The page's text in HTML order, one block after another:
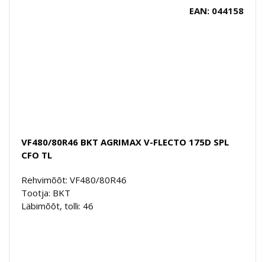
EAN: 044158
VF480/80R46 BKT AGRIMAX V-FLECTO 175D SPL
CFO TL
Rehvimõõt: VF480/80R46
Tootja: BKT
Läbimõõt, tolli: 46